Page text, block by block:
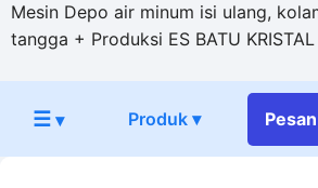
Mesin Depo air minum isi ulang,
tangga + Produksi ES BATU
☰▾ Produk ▾ Pesan